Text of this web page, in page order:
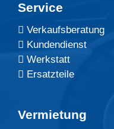
Service
Verkaufsberatung
Kundendienst
Werkstatt
Ersatzteile
Vermietung